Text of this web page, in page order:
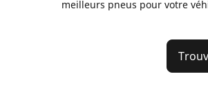
meilleurs pneus pour votre